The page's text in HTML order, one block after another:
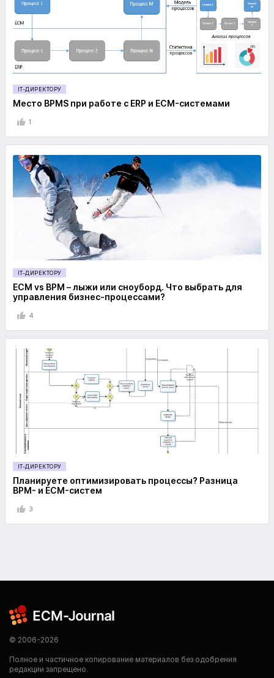
IT-ДИРЕКТОРУ
Место ВPMS при работе с ERP и ECM-системами
1
IT-ДИРЕКТОРУ
ECM vs BPM – лыжи или сноуборд. Что выбрать для
управления бизнес-процессами?
4
IT-ДИРЕКТОРУ
Планируете оптимизировать процессы? Разница
BPM- и ECM-систем
3
© 2006-2026
Полное и частичное копирование материалов без одобрения
редакции запрещено.